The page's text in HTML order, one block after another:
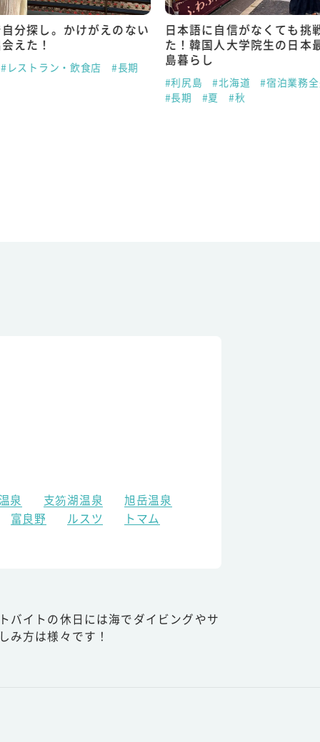
分探し。かけがえのない
えた！
#レストラン・飲食店 #長期
日本語に自信がなくても挑
た！韓国人大学院生の日本
島暮らし
#利尻島 #北海道
#宿泊業務
#長期
#夏 #秋
泉 支笏湖温泉
旭岳温泉
富良野
ルスツ トマム
バイトの休日には海でダイビングやサ
み方は様々です！